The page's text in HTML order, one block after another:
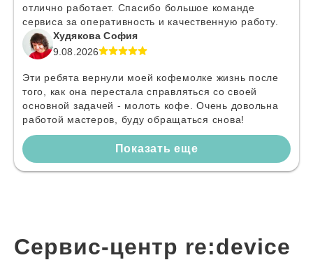
отлично работает. Спасибо большое команде
сервиса за оперативность и качественную работу.
Худякова София
9.08.2026
Эти ребята вернули моей кофемолке жизнь после
того, как она перестала справляться со своей
основной задачей - молоть кофе. Очень довольна
работой мастеров, буду обращаться снова!
Показать еще
Сервис-центр re:device